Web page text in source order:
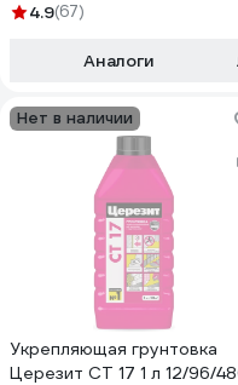
4.9(67)
Аналоги
Нет в наличии
Укрепляющая грунтовка
Церезит CT 17 1 л 12/96/